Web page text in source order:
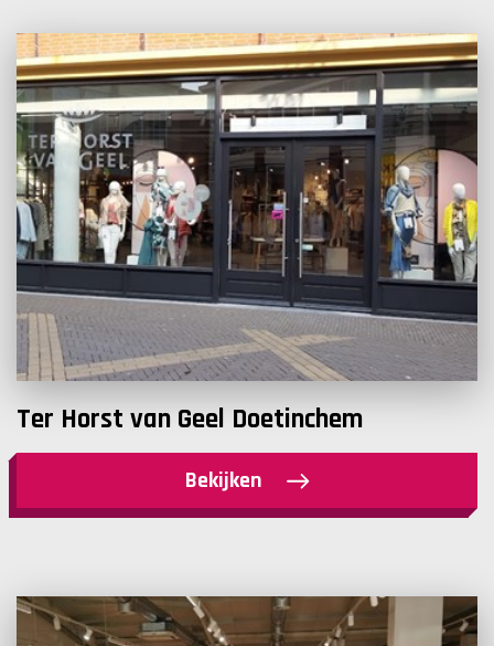
Ter Horst van Geel Doetinchem
Bekijken